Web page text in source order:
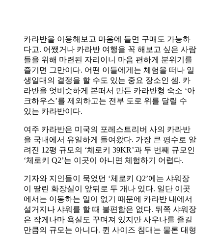
카라반을 이용해보고 마음에 들면 구매도 가능하
다고. 어쨌거나 카라반 여행을 꼭 해보고 싶은 사람
들을 위해 마련된 자리이니 마음 편하게 분위기를
즐기면 그만이다. 어떤 이들에게는 체험을 떠나 일
생일대의 결정을 할 수도 있는 중요 장소인 셈. 카
라반을 엇비슷하게 본떠서 만든 카라반형 숙소 ‘아
크하우스’를 제외하고는 전부 도로 위를 달릴 수
있는 카라반이다.
여주 카라반은 미국의 포레스트리버 사의 카라반
을 국내에서 유일하게 들여왔다. 가장 큰 평수로 알
려진 12평 규모의 ‘체로키 39KR’과 두 번째 규모인
‘체로키 Q2’는 이곳이 아니면 체험하기 어렵다.
기자와 지인들이 묵었던 ‘체로키 Q2’에는 샤워장
이 딸린 화장실이 앞뒤로 두 개나 있다. 일단 이곳
에서는 이동하는 일이 없기 때문에 카라반 내에서
설거지나 샤워를 할 때 불편함은 없다. 뒤쪽 샤워장
은 작게나마 욕실도 꾸며져 있지만 사우나를 즐길
만큼의 규모는 아니다. 퀸 사이즈 침대는 물론 대형